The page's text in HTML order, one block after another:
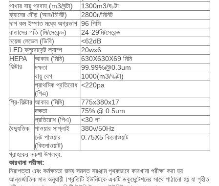
পাখার বায়ু প্রবাহ (m3/ঘন্টা)
1300m3/ঘণ্টা
ফ্যানের দৌড় (আর/মিনিট)
2800r/মিনিট
দাগ কম ইস্পাত মধ্যে অগ্রভাগ 96 পিসি
বাতাসের গতি (মি/সেকেন্ড)
24-29মি/সেকেন্ড
নয়েজ লেভেল (ডিবি)
<62dB
LED ফ্লুরোসেন্ট ল্যাম্প
20wx6
HEPA
ফিল্টার
আকার (মিমি)
630X630X69 মিমি
দক্ষতা
99.99%@0.3um
বায়ু বেগ
1000(m3/ঘণ্টা)
প্রাথমিক প্রতিরোধ
(পিএ)
<220pa
প্রি-ফিল্টার আকার (মিমি)
775x380x17
দক্ষতা
75% @ 0.5um
প্রতিরোধ (পিএ)
<30 পা
বৈদ্যুতিক
পাওয়ার সাপ্লাই
380v/50Hz
নেট পাওয়ার
(কিলোওয়াট)
0.75X5 কিলোওয়াট
গ্রাহকের নকশা উপলব্ধ.
কারখানা পরীক্ষা:
নিরাপত্তা এবং কর্মক্ষমতা জন্য সমস্ত সরঞ্জাম পৃথকভাবে কারখানা পরীক্ষা করা হয়
আন্তর্জাতিক মান অনুযায়ী।প্রতিটি ইউনিটকে একটি ডকুমেন্টেশনের সাথে পাঠানো হয় যা গৃহীত